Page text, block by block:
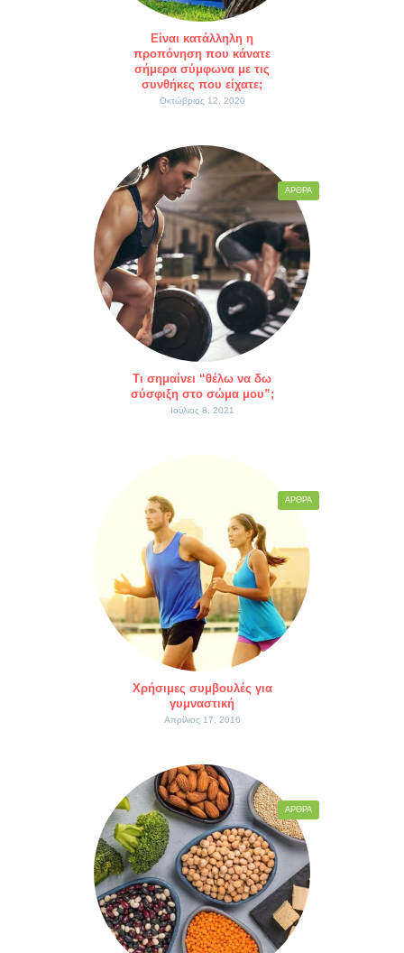
Είναι κατάλληλη η
προπόνηση που κάνατε
σήμερα σύμφωνα με τις
συνθήκες που είχατε;
Οκτώβριος 12, 2020
Τι σημαίνει “θέλω να δω
σύσφιξη στο σώμα μου”;
Ιούλιος 8, 2021
ΆΡΘΡΑ
Χρήσιμες συμβουλές για
γυμναστική
Απρίλιος 17, 2016
ΆΡΘΡΑ
ΆΡΘΡΑ